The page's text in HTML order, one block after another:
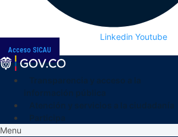
Linkedin Youtube
Acceso SICAU
Menu